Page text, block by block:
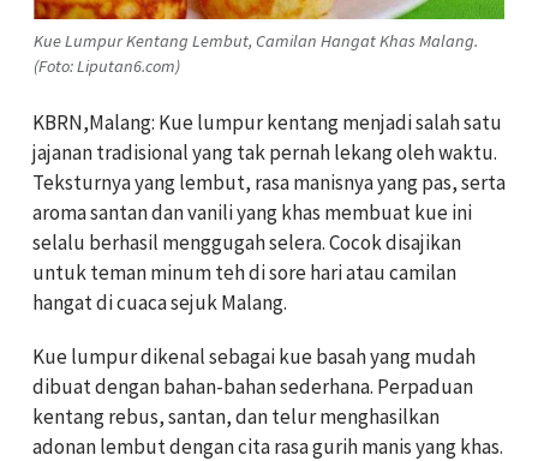
Kue Lumpur Kentang Lembut, Camilan Hangat Khas Malang.
(Foto: Liputan6.com)
KBRN,Malang: Kue lumpur kentang menjadi salah satu
jajanan tradisional yang tak pernah lekang oleh waktu.
Teksturnya yang lembut, rasa manisnya yang pas, serta
aroma santan dan vanili yang khas membuat kue ini
selalu berhasil menggugah selera. Cocok disajikan
untuk teman minum teh di sore hari atau camilan
hangat di cuaca sejuk Malang.
Kue lumpur dikenal sebagai kue basah yang mudah
dibuat dengan bahan-bahan sederhana. Perpaduan
kentang rebus, santan, dan telur menghasilkan
adonan lembut dengan cita rasa gurih manis yang khas.